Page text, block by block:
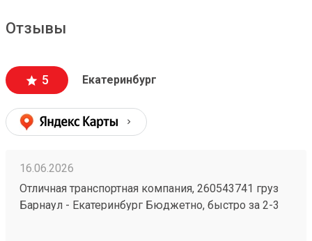
Отзывы
5 Екатеринбург
16.06.2026
Отличная транспортная компания, 260543741 груз
Барнаул - Екатеринбург Бюджетно, быстро за 2-3